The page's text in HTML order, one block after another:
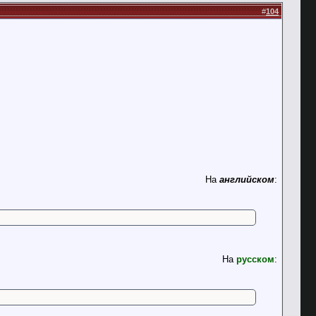
#104
На английском:
На русском: